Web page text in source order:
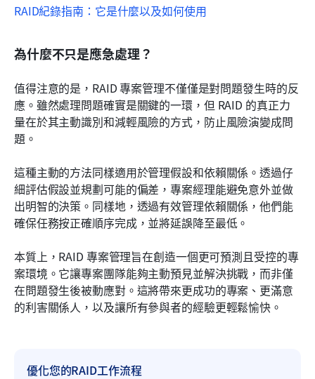
RAID紀錄指南：它是什麼以及如何使用
為什麼不只是應急處理？
值得注意的是，RAID 專案管理不僅僅是對問題發生時的反
應。雖然處理問題確實是關鍵的一環，但 RAID 的真正力
量在於其主動識別和減輕風險的方式，防止風險演變成問
題。
這種主動的方法同樣適用於管理假設和依賴關係。透過仔
細評估假設並規劃可能的偏差，專案經理能避免意外並做
出明智的決策。同樣地，透過有效管理依賴關係，他們能
確保任務按正確順序完成，並將延誤降至最低。
本質上，RAID 專案管理旨在創造一個更可預測且受控的專
案環境。它讓專案團隊能夠主動預見並解決挑戰，而非僅
在問題發生後被動應對。這將帶來更成功的專案、更滿意
的利害關係人，以及讓所有參與者的經驗更輕鬆愉快。
優化您的RAID工作流程